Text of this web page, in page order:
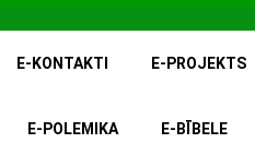
E-KONTAKTI E-PROJEKTS
E-POLEMIKA E-BĪBELE